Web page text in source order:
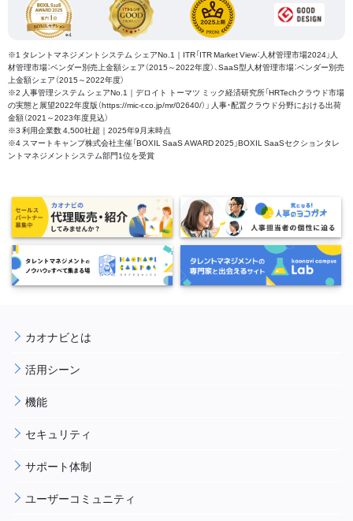
※1 タレントマネジメントシステム シェアNo.1｜ITR「ITR Market View：人材管理市場2024」人
材管理市場：ベンダー別売上金額シェア（2015～2022年度）、SaaS型人材管理市場：ベンダー別売
上金額シェア（2015～2022年度）
※2 人事管理システム シェアNo.1｜デロイト トーマツ ミック経済研究所「HRTechクラウド市場
の実態と展望2022年度版（https://mic-r.co.jp/mr/02640/）」 人事・配置クラウド分野における出荷
金額（2021～2023年度見込）
※3 利用企業数 4,500社超｜2025年9月末時点
※4 スマートキャンプ株式会社主催「BOXIL SaaS AWARD 2025」BOXIL SaaSセクションタレ
ントマネジメントシステム部門1位を受賞
カオナビとは
活用シーン
機能
セキュリティ
サポート体制
ユーザーコミュニティ